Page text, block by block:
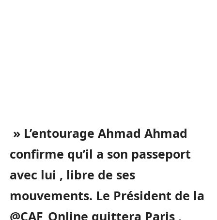
» L’entourage Ahmad Ahmad
confirme qu’il a son passeport
avec lui , libre de ses
mouvements. Le Président de la
@CAF_Online quittera Paris ,